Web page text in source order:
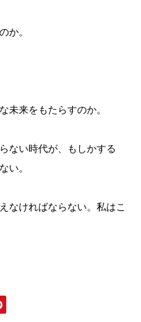
か。
未来をもたらすのか。
ない時代が、もしかする
い。
なければならない。私はこ